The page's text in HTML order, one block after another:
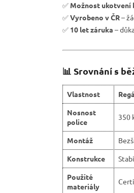
✅ Možnost ukotvení
✅Vyrobeno v ČR–
✅ 10 let záruka –
📊 Srovnání s
Vlastnost
Nosnost
police
350
Montáž
Konstrukce
Použité
materiály